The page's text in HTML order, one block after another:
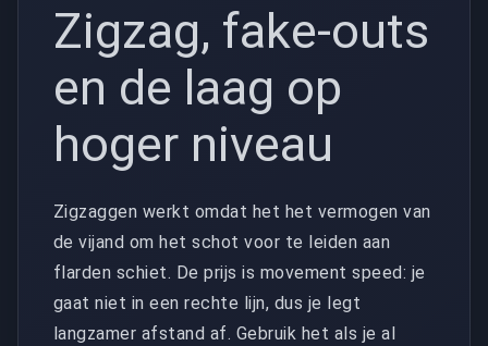
Zigzag, fake-outs
en de laag op
hoger niveau
Zigzaggen werkt omdat het het vermogen van
de vijand om het schot voor te leiden aan
flarden schiet. De prijs is movement speed: je
gaat niet in een rechte lijn, dus je legt
langzamer afstand af. Gebruik het als je al